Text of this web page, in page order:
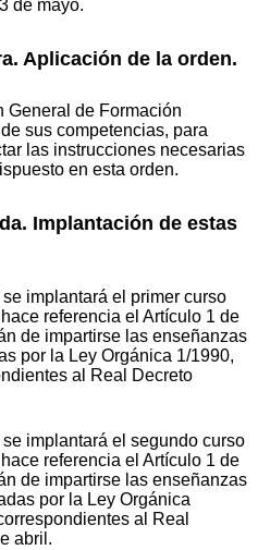
de mayo.
Aplicación de la orden.
General de Formación
sus competencias, para
las instrucciones necesarias
en esta orden.
Implantación de estas
implantará el primer curso
referencia el Artículo 1 de
de impartirse las enseñanzas
por la Ley Orgánica 1/1990,
al Real Decreto
implantará el segundo curso
referencia el Artículo 1 de
de impartirse las enseñanzas
por la Ley Orgánica
al Real
abril.